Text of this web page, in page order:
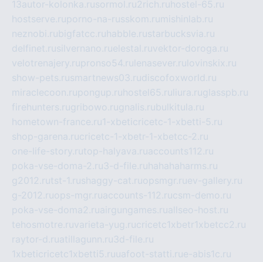
13autor-kolonka.rusormol.ru2rich.ru hostel-65.ru
hostserve.ruporno-na-russkom.ru mishinlab.ru
neznobi.rubigfatcc.ru habble.rustarbucksvia.ru
delfinet.rusilvernano.ruelestal.ruvektor-doroga.ru
velotrenajery.rupronso54.ru lenasever.ru lovinskix.ru
show-pets.rusmartnews03.rudiscofoxworld.ru
miraclecoon.rupongup.ru hostel65.ru liura.ruglasspb.ru
firehunters.rugribowo.rugnalis.rubulkitula.ru
hometown-france.ru1-xbeticricetc-1-xbetti-5.ru
shop-garena.rucricetc-1-xbetr-1-xbetcc-2.ru
one-life-story.rutop-halyava.ruaccounts112.ru
poka-vse-doma-2.ru3-d-file.ru hahahaharms.ru
g2012.rutst-1.rushaggy-cat.ruopsmgr.ruev-gallery.ru
g-2012.ruops-mgr.ruaccounts-112.rucsm-demo.ru
poka-vse-doma2.ruairgungames.ruallseo-host.ru
tehosmotre.ruvarieta-yug.rucricetc1xbetr1xbetcc2.ru
raytor-d.ruatillagunn.ru3d-file.ru
1xbeticricetc1xbetti5.ruuafoot-statti.rue-abis1c.ru